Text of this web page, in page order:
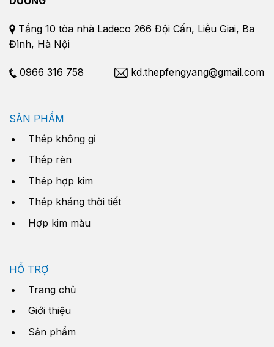
Tầng 10 tòa nhà Ladeco 266 Đội Cấn, Liễu Giai, Ba
Đình, Hà Nội
0966 316 758 kd.thepfengyang@gmail.com
SẢN PHẨM
Thép không gỉ
Thép rèn
Thép hợp kim
Thép kháng thời tiết
Hợp kim màu
HỖ TRỢ
Trang chủ
Giới thiệu
Sản phẩm